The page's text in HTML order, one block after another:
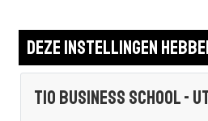
Deze instellingen
Tio Business School -